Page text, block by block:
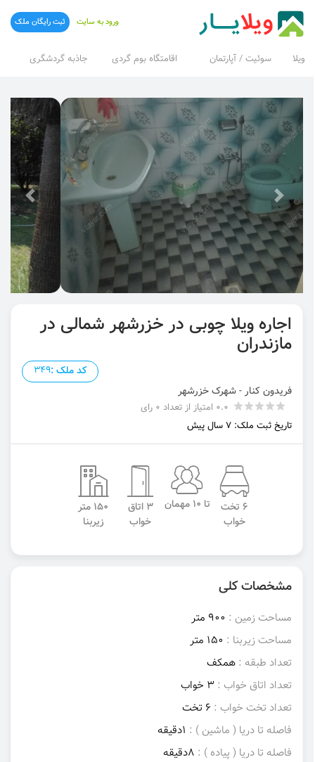
ویلا سوئیت / آپارتمان اقامتگاه بوم گردی جاذبه گردشگری
ورود به سایت ثبت رایگان ملک
اجاره ویلا چوبی در خزرشهر شمالی در
مازندران
کد ملک :349
فریدون کنار - شهرک خزرشهر
0.0 امتیاز از تعداد 0 رای
تاریخ ثبت ملک: 7 سال پیش
6 تخت
خواب
تا 10 مهمان
3 اتاق
خواب
150 متر
زیربنا
مشخصات کلی
مساحت زمین : 900 متر
مساحت زیربنا : 150 متر
تعداد طبقه : همکف
تعداد اتاق خواب : 3 خواب
تعداد تخت خواب : 6 تخت
فاصله تا دریا ( ماشین ) : 1دقیقه
فاصله تا دریا ( پیاده ) : 8دقیقه